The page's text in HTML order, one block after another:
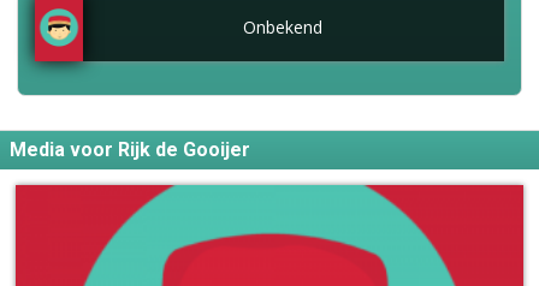
Onbekend
Media voor Rijk de Gooijer